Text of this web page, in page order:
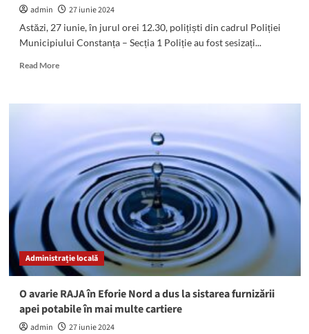
admin
27 iunie 2024
Astăzi, 27 iunie, în jurul orei 12.30, polițiști din cadrul Poliției
Municipiului Constanța – Secția 1 Poliție au fost sesizați...
Read MoreRead
matematică
din
Constanța,
incendiat
de
student
nemulțumit
nota
la
Administrație locală
O avarie RAJA în Eforie Nord a dus la sistarea furnizării
apei potabile în mai multe cartiere
admin
27 iunie 2024